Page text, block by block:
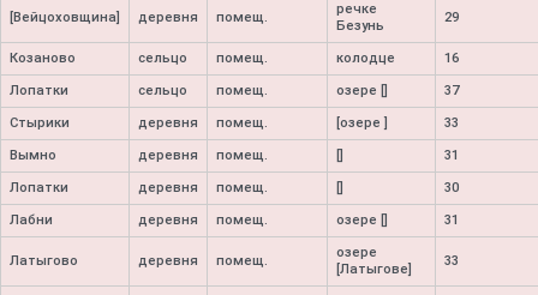
[Вейцоховщина] деревня помещ.
речке
Безунь
29
Козаново сельцо помещ. колодце 16
Лопатки сельцо помещ. озере [] 37
Стырики деревня помещ. [озере ] 33
Вымно деревня помещ. 31
Лопатки деревня помещ. 30
Лабни деревня помещ. озере [] 31
Латыгово деревня помещ.
озере
[Латыгове]
33